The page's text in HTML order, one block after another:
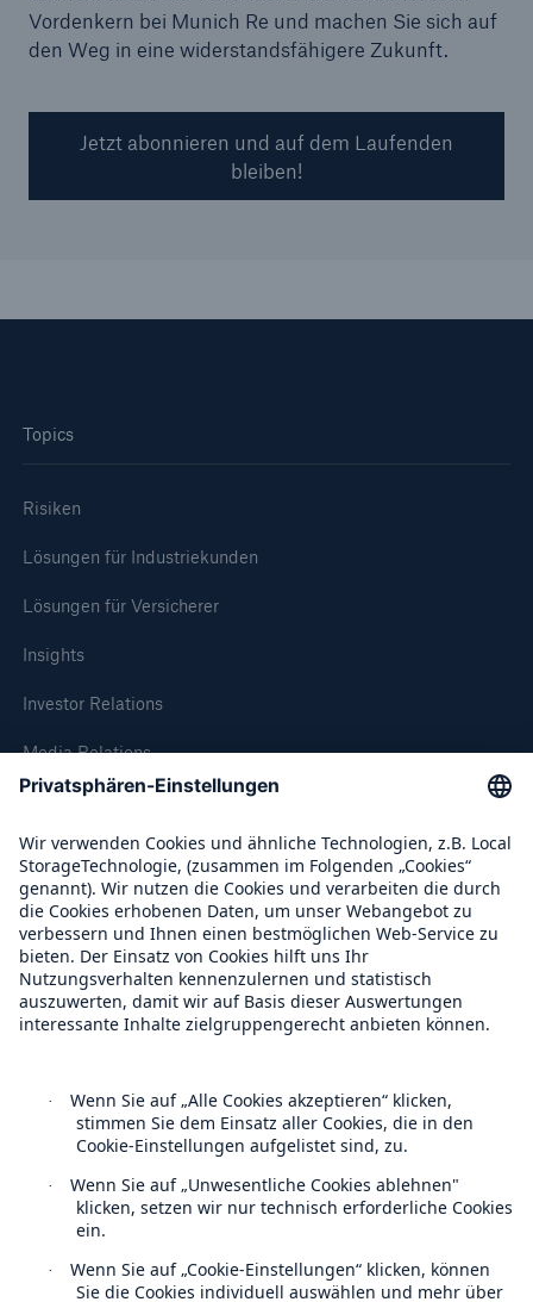
Vordenkern bei Munich Re und machen Sie sich auf
den Weg in eine widerstandsfähigere Zukunft.
Jetzt abonnieren und auf dem Laufenden
bleiben!
Topics
Risiken
Lösungen für Industriekunden
Lösungen für Versicherer
Insights
Investor Relations
Media Relations
Compliance
Über Munich Re
Munich Re Weltweit